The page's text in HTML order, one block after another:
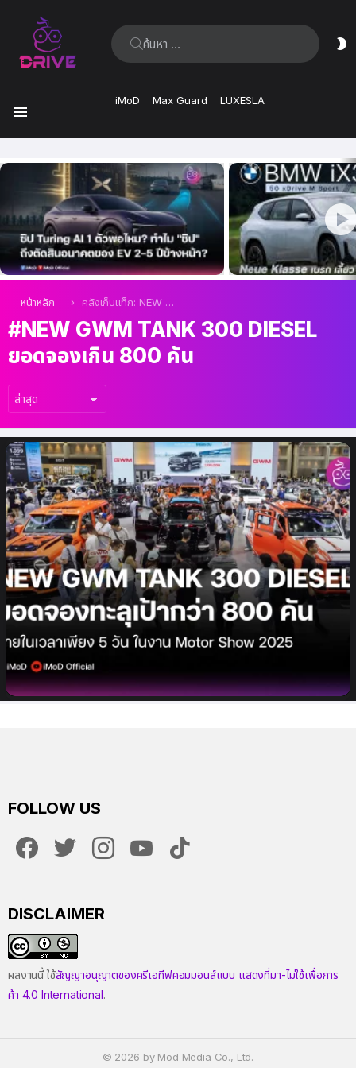
ค้นหา:
iMoD Max Guard LUXESLA
ล่าสุด
คุณอยู่ที่นี่:
หน้าหลัก คลังเก็บแท็ก: NEW GWM TANK 300 DIESEL ยอดจองเกิน 800 คัน
NEW GWM TANK 300 DIESEL
ยอดจองเกิน 800 คัน
เรื่อง
ล่าสุด
NEW GWM TANK 300 DIESEL ยอดจอง
ทะลุเป้ากว่า 800 คันในเพียง 5 วัน ภายในงาน
Motor Show 2025
FOLLOW US
DISCLAIMER
ผลงานนี้ ใช้สัญญาอนุญาตของครีเอทีฟคอมมอนส์แบบ แสดงที่มา-ไม่ใช้เพื่อการ
ค้า 4.0 International.
© 2026 by Mod Media Co., Ltd.